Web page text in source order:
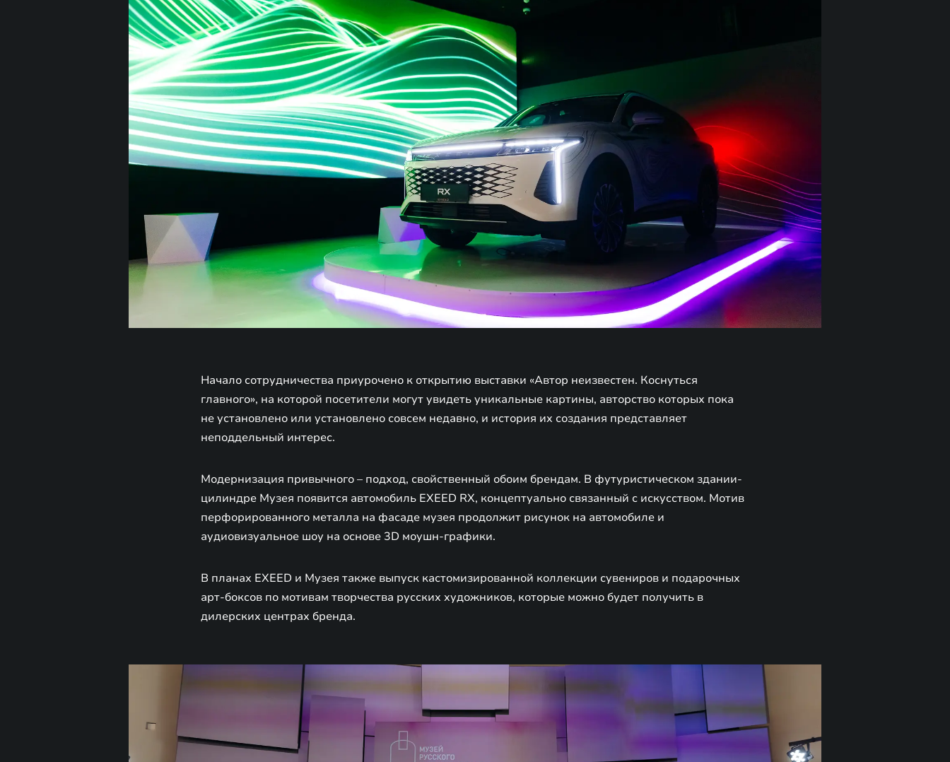
Начало сотрудничества приурочено к открытию выставки «Автор неизвестен. Коснуться
главного», на которой посетители могут увидеть уникальные картины, авторство которых пока
не установлено или установлено совсем недавно, и история их создания представляет
неподдельный интерес.
Модернизация привычного – подход, свойственный обоим брендам. В футуристическом здании-
цилиндре Музея появится автомобиль EXEED RX, концептуально связанный с искусством. Мотив
перфорированного металла на фасаде музея продолжит рисунок на автомобиле и
аудиовизуальное шоу на основе 3D моушн-графики.
В планах EXEED и Музея также выпуск кастомизированной коллекции сувениров и подарочных
арт-боксов по мотивам творчества русских художников, которые можно будет получить в
дилерских центрах бренда.